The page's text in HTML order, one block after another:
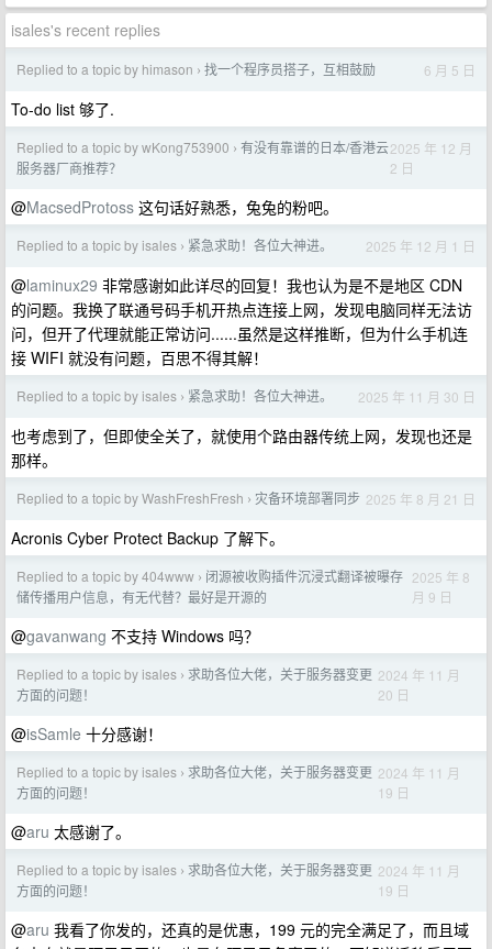
isales's recent replies
Replied to a topic by himason › 找一个程序员搭子，互相鼓励 6 月 5 日
To-do list 够了.
Replied to a topic by wKong753900 › 有没有靠谱的日本/香港云
服务器厂商推荐？
2025 年 12 月
2 日
@MacsedProtoss 这句话好熟悉，兔兔的粉吧。
Replied to a topic by isales › 紧急求助！各位大神进。 2025 年 12 月 1 日
@laminux29 非常感谢如此详尽的回复！我也认为是不是地区 CDN
的问题。我换了联通号码手机开热点连接上网，发现电脑同样无法访
问，但开了代理就能正常访问......虽然是这样推断，但为什么手机连
接 WIFI 就没有问题，百思不得其解！
Replied to a topic by isales › 紧急求助！各位大神进。 2025 年 11 月 30 日
也考虑到了，但即使全关了，就使用个路由器传统上网，发现也还是
那样。
Replied to a topic by WashFreshFresh › 灾备环境部署同步 2025 年 8 月 21 日
Acronis Cyber Protect Backup 了解下。
Replied to a topic by 404www › 闭源被收购插件沉浸式翻译被曝存
储传播用户信息，有无代替？最好是开源的
2025 年 8
月 9 日
@gavanwang 不支持 Windows 吗？
Replied to a topic by isales › 求助各位大佬，关于服务器变更
方面的问题！
2024 年 11 月
20 日
@isSamle 十分感谢！
Replied to a topic by isales › 求助各位大佬，关于服务器变更
方面的问题！
2024 年 11 月
19 日
@aru 太感谢了。
Replied to a topic by isales › 求助各位大佬，关于服务器变更
方面的问题！
2024 年 11 月
19 日
@aru 我看了你发的，还真的是优惠，199 元的完全满足了，而且域